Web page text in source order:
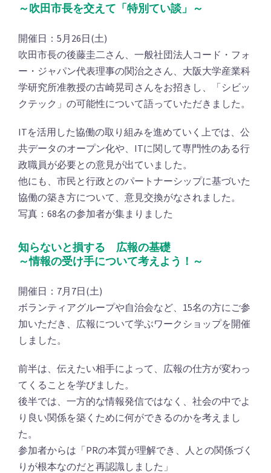
～吹田市長を交えて「特別てい談」～
開催日：5月26日(土)
吹田市長の後藤圭二さん、一般社団法人コード・フォ
ー・ジャパン代表理事の関治之さん、大阪大学産業科
学研究所准教授の古崎晃司さんをお招きし、「シビッ
クテック」の可能性について語っていただきました。
ITを活用した協働の取り組みを進めていく上では、公
共データのオープン化や、ITに関して専門性のある行
政職員が必要との意見が出ていました。
他にも、市民と行政とのパートナーシップに基づいた
協働の築き方について、意見交換がなされました。
写真：68名の参加者が集まりました
知らないと損する 広報の基礎
～情報の受け手について考えよう！～
開催日：7月7日(土)
ボランティアグループや自治会など、15名の方にご参
加いただき、広報について学ぶワークショップを開催
しました。
前半は、伝えたい相手によって、広報の仕方が変わっ
てくることを学びました。
後半では、一方的な情報発信ではなく、社会の中でよ
り良い関係を築くために何ができるのかを考えまし
た。
参加者からは「PRの本質が理解でき、人との関係づく
りが根本なのだと再認識しました」